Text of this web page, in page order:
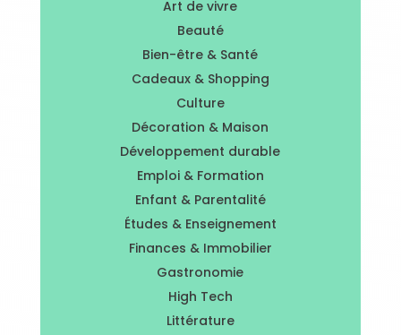
Art de vivre
Beauté
Bien-être & Santé
Cadeaux & Shopping
Culture
Décoration & Maison
Développement durable
Emploi & Formation
Enfant & Parentalité
Études & Enseignement
Finances & Immobilier
Gastronomie
High Tech
Littérature